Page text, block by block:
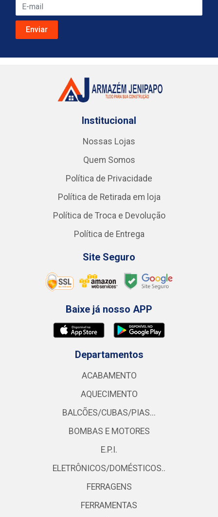
Institucional
Nossas Lojas
Quem Somos
Política de Privacidade
Política de Retirada em loja
Política de Troca e Devolução
Política de Entrega
Site Seguro
Baixe já nosso APP
Departamentos
ACABAMENTO
AQUECIMENTO
BALCÕES/CUBAS/PIAS...
BOMBAS E MOTORES
E.P.I.
ELETRÔNICOS/DOMÉSTICOS..
FERRAGENS
FERRAMENTAS